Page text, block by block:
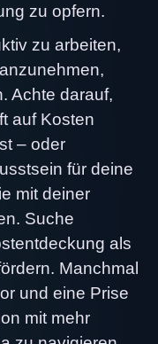
zu opfern.
zu arbeiten,
Achte darauf,
auf Kosten
– oder
für deine
mit deiner
Suche
als
Manchmal
und eine Prise
mit mehr